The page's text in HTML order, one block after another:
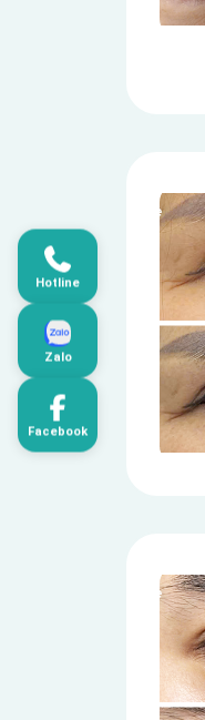
Hotline
Zalo
Facebook